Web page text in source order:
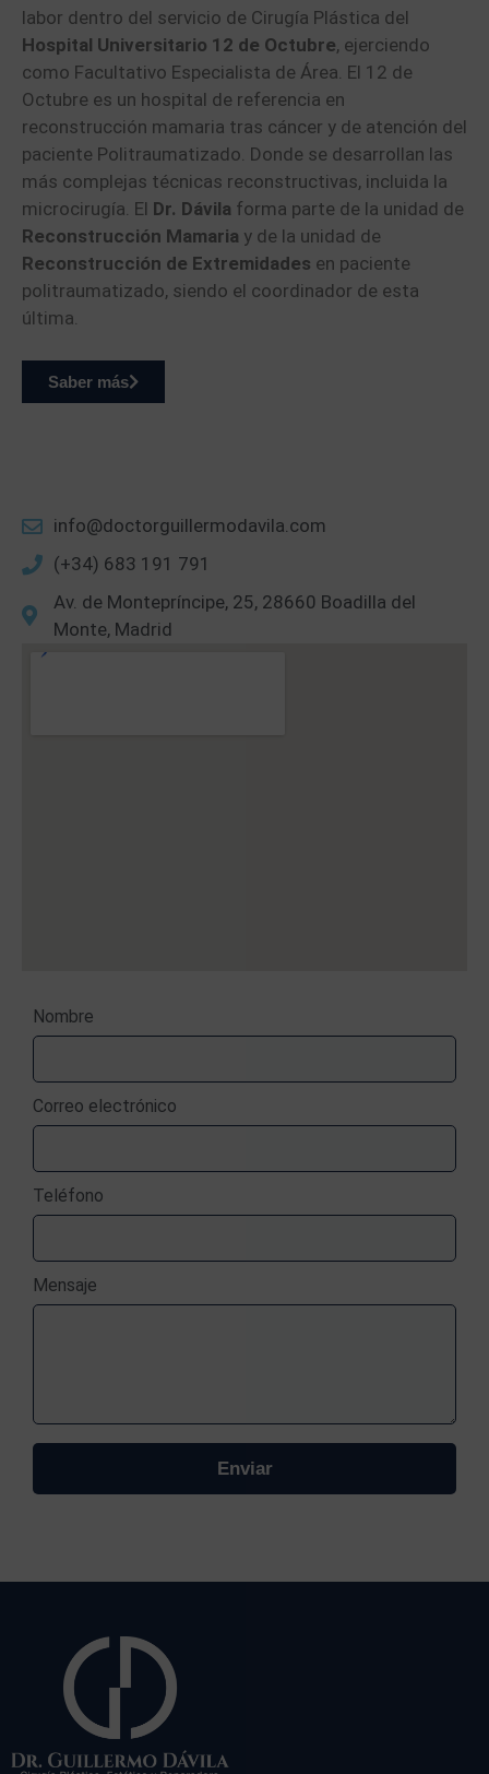
labor dentro del servicio de Cirugía Plástica del
Hospital Universitario 12 de Octubre, ejerciendo
como Facultativo Especialista de Área. El 12 de
Octubre es un hospital de referencia en
reconstrucción mamaria tras cáncer y de atención del
paciente Politraumatizado. Donde se desarrollan las
más complejas técnicas reconstructivas, incluida la
microcirugía. El Dr. Dávila forma parte de la unidad de
Reconstrucción Mamaria y de la unidad de
Reconstrucción de Extremidades en paciente
politraumatizado, siendo el coordinador de esta
última.
Saber más
info@doctorguillermodavila.com
(+34) 683 191 791
Av. de Montepríncipe, 25, 28660 Boadilla del
Monte, Madrid
Nombre
Correo electrónico
Teléfono
Mensaje